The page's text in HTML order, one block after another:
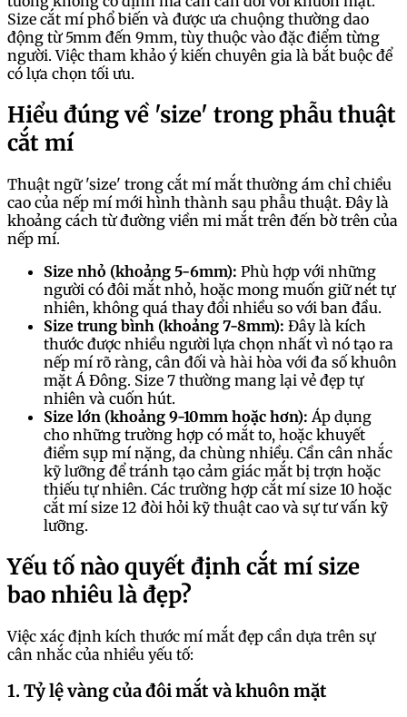
Size cắt mí phổ biến và được ưa chuộng thường dao
động từ 5mm đến 9mm, tùy thuộc vào đặc điểm từng
người. Việc tham khảo ý kiến chuyên gia là bắt buộc để
có lựa chọn tối ưu.
Hiểu đúng về 'size' trong phẫu thuật
cắt mí
Thuật ngữ 'size' trong cắt mí mắt thường ám chỉ chiều
cao của nếp mí mới hình thành sau phẫu thuật. Đây là
khoảng cách từ đường viền mi mắt trên đến bờ trên của
nếp mí.
Size nhỏ (khoảng 5-6mm): Phù hợp với những
người có đôi mắt nhỏ, hoặc mong muốn giữ nét tự
nhiên, không quá thay đổi nhiều so với ban đầu.
Size trung bình (khoảng 7-8mm): Đây là kích
thước được nhiều người lựa chọn nhất vì nó tạo ra
nếp mí rõ ràng, cân đối và hài hòa với đa số khuôn
mặt Á Đông. Size 7 thường mang lại vẻ đẹp tự
nhiên và cuốn hút.
Size lớn (khoảng 9-10mm hoặc hơn): Áp dụng
cho những trường hợp có mắt to, hoặc khuyết
điểm sụp mí nặng, da chùng nhiều. Cần cân nhắc
kỹ lưỡng để tránh tạo cảm giác mắt bị trợn hoặc
thiếu tự nhiên. Các trường hợp cắt mí size 10 hoặc
cắt mí size 12 đòi hỏi kỹ thuật cao và sự tư vấn kỹ
lưỡng.
Yếu tố nào quyết định cắt mí size
bao nhiêu là đẹp?
Việc xác định kích thước mí mắt đẹp cần dựa trên sự
cân nhắc của nhiều yếu tố:
1. Tỷ lệ vàng của đôi mắt và khuôn mặt